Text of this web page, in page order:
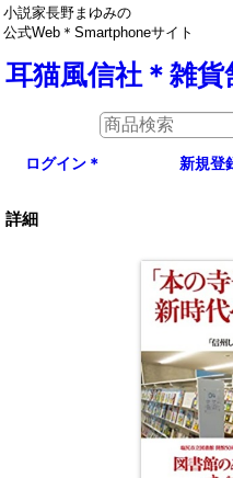
小説家長野まゆみの
公式Web＊Smartphoneサイト
耳猫風信社＊雑
ログイン＊ 新規登
詳細